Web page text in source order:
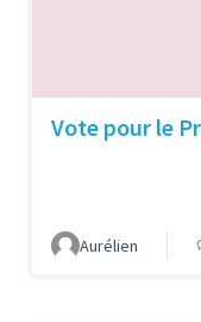
Vote pour le
Aurélien